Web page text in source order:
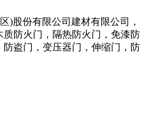
)股份有限公司建材有限公司，
防火门，隔热防火门，免漆防
盗门，变压器门，伸缩门，防